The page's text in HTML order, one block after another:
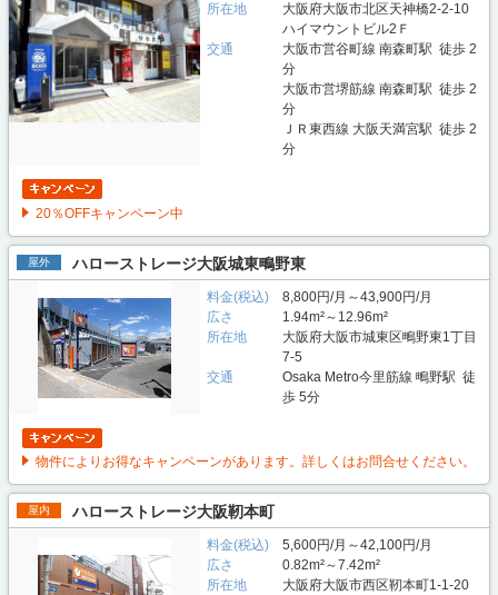
所在地
大阪府大阪市北区天神橋2-2-10
ハイマウントビル2Ｆ
交通
大阪市営谷町線 南森町駅 徒歩 2
分
大阪市営堺筋線 南森町駅 徒歩 2
分
ＪＲ東西線 大阪天満宮駅 徒歩 2
分
20％OFFキャンペーン中
屋外 ハローストレージ大阪城東鴫野東
料金(税込)
8,800円/月～43,900円/月
広さ
1.94m²～12.96m²
所在地
大阪府大阪市城東区鴫野東1丁目
7-5
交通
Osaka Metro今里筋線 鴫野駅 徒
歩 5分
物件によりお得なキャンペーンがあります。詳しくはお問合せください。
屋内 ハローストレージ大阪靭本町
料金(税込)
5,600円/月～42,100円/月
広さ
0.82m²～7.42m²
所在地
大阪府大阪市西区靭本町1-1-20